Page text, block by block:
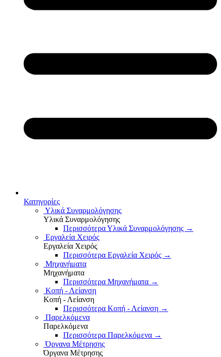
Κατηγορίες
Υλικά Συναρμολόγησης
Υλικά Συναρμολόγησης
Περισσότερα Υλικά Συναρμολόγησης →
Εργαλεία Χειρός
Εργαλεία Χειρός
Περισσότερα Εργαλεία Χειρός →
Μηχανήματα
Μηχανήματα
Περισσότερα Μηχανήματα →
Κοπή - Λείανση
Κοπή - Λείανση
Περισσότερα Κοπή - Λείανση →
Παρελκόμενα
Παρελκόμενα
Περισσότερα Παρελκόμενα →
Όργανα Μέτρησης
Όργανα Μέτρησης